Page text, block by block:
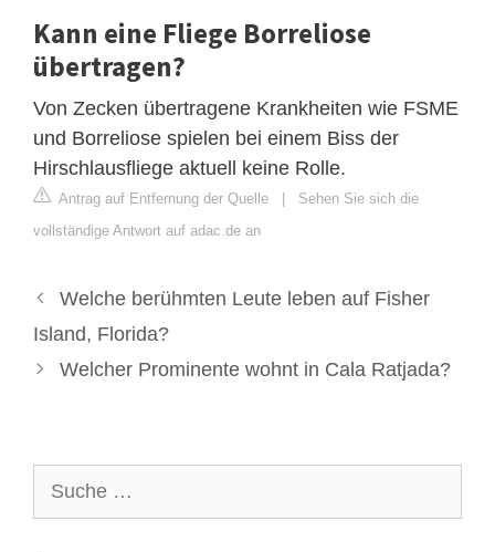
Kann eine Fliege Borreliose
übertragen?
Von Zecken übertragene Krankheiten wie FSME
und Borreliose spielen bei einem Biss der
Hirschlausfliege aktuell keine Rolle.
Antrag auf Entfernung der Quelle | Sehen Sie sich die
vollständige Antwort auf adac.de an
Welche berühmten Leute leben auf Fisher
Island, Florida?
Welcher Prominente wohnt in Cala Ratjada?
nach: